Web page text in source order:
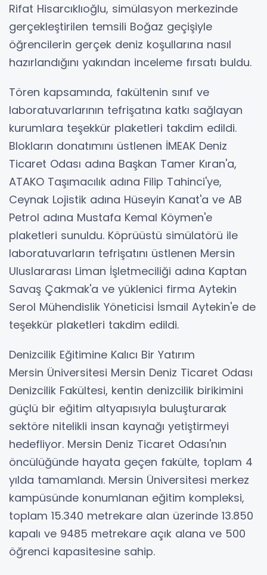
Rifat Hisarcıklıoğlu, simülasyon merkezinde
gerçekleştirilen temsili Boğaz geçişiyle
öğrencilerin gerçek deniz koşullarına nasıl
hazırlandığını yakından inceleme fırsatı buldu.
Tören kapsamında, fakültenin sınıf ve
laboratuvarlarının tefrişatına katkı sağlayan
kurumlara teşekkür plaketleri takdim edildi.
Blokların donatımını üstlenen İMEAK Deniz
Ticaret Odası adına Başkan Tamer Kıran'a,
ATAKO Taşımacılık adına Filip Tahinci'ye,
Ceynak Lojistik adına Hüseyin Kanat'a ve AB
Petrol adına Mustafa Kemal Köymen'e
plaketleri sunuldu. Köprüüstü simülatörü ile
laboratuvarların tefrişatını üstlenen Mersin
Uluslararası Liman İşletmeciliği adına Kaptan
Savaş Çakmak'a ve yüklenici firma Aytekin
Serol Mühendislik Yöneticisi İsmail Aytekin'e de
teşekkür plaketleri takdim edildi.
Denizcilik Eğitimine Kalıcı Bir Yatırım
Mersin Üniversitesi Mersin Deniz Ticaret Odası
Denizcilik Fakültesi, kentin denizcilik birikimini
güçlü bir eğitim altyapısıyla buluşturarak
sektöre nitelikli insan kaynağı yetiştirmeyi
hedefliyor. Mersin Deniz Ticaret Odası'nın
öncülüğünde hayata geçen fakülte, toplam 4
yılda tamamlandı. Mersin Üniversitesi merkez
kampüsünde konumlanan eğitim kompleksi,
toplam 15.340 metrekare alan üzerinde 13.850
kapalı ve 9485 metrekare açık alana ve 500
öğrenci kapasitesine sahip.